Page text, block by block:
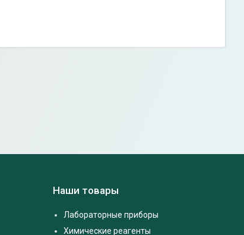
Наши товары
Лабораторные приборы
Химические реагенты